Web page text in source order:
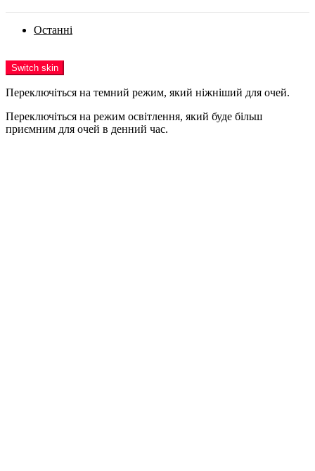
Останні
Switch skin
Переключіться на темний режим, який ніжніший для очей.
Переключіться на режим освітлення, який буде більш
приємним для очей в денний час.